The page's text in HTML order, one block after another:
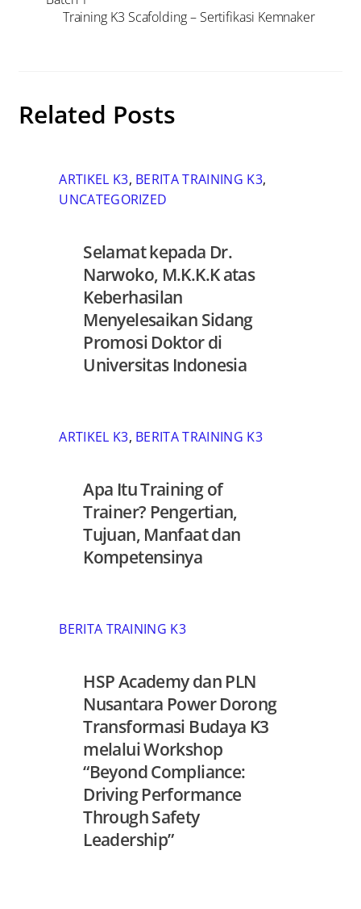
Training K3 Scafolding – Sertifikasi Kemnaker
Related Posts
ARTIKEL K3, BERITA TRAINING K3,
UNCATEGORIZED
Selamat kepada Dr.
Narwoko, M.K.K.K atas
Keberhasilan
Menyelesaikan Sidang
Promosi Doktor di
Universitas Indonesia
ARTIKEL K3, BERITA TRAINING K3
Apa Itu Training of
Trainer? Pengertian,
Tujuan, Manfaat dan
Kompetensinya
BERITA TRAINING K3
HSP Academy dan PLN
Nusantara Power Dorong
Transformasi Budaya K3
melalui Workshop
“Beyond Compliance:
Driving Performance
Through Safety
Leadership”